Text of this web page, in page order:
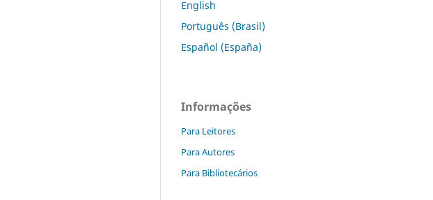
English
Português (Brasil)
Español (España)
Informações
Para Leitores
Para Autores
Para Bibliotecários